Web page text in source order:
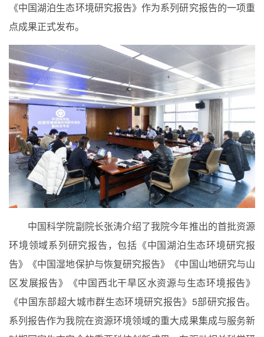
《中国湖泊生态环境研究报告》作为系列研究报告的一项重
点成果正式发布。
中国科学院副院长张涛介绍了我院今年推出的首批资源
环境领域系列研究报告，包括《中国湖泊生态环境研究报
告》《中国湿地保护与恢复研究报告》《中国山地研究与山
区发展报告》《中国西北干旱区水资源与生态环境报告》
《中国东部超大城市群生态环境研究报告》 5部研究报告。
系列报告作为我院在资源环境领域的重大成果集成与服务新